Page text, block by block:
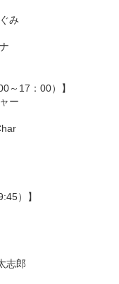
み
～17：00）】
ー
）】
志郎